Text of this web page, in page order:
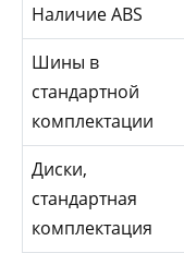
Наличие ABS
Шины в
стандартной
комплектации
Диски,
стандартная
комплектация